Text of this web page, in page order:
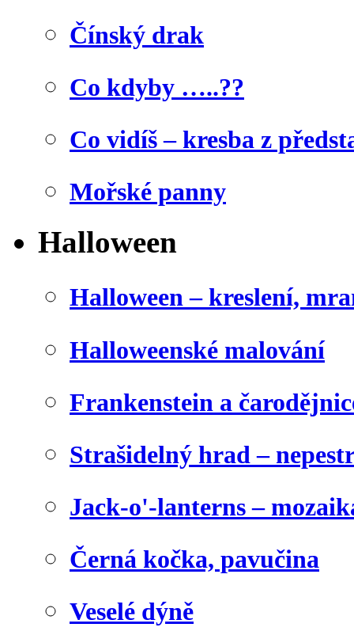
Čínský drak
Co kdyby …..??
Co vidíš – kresba z
Mořské panny
Halloween
Halloween – kreslení,
Halloweenské malování
Frankenstein a
Strašidelný hrad –
Jack-o'-lanterns –
Černá kočka, pavučina
Veselé dýně